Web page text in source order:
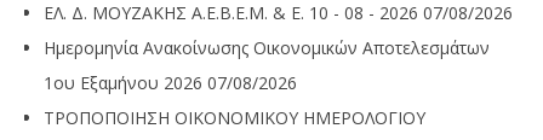
ΕΛ. Δ. ΜΟΥΖΑΚΗΣ Α.Ε.Β.Ε.Μ. & Ε. 10 - 08 - 2026 07/08/2026
Ημερομηνία Ανακοίνωσης Οικονομικών Αποτελεσμάτων
1ου Εξαμήνου 2026 07/08/2026
ΤΡΟΠΟΠΟΙΗΣΗ ΟΙΚΟΝΟΜΙΚΟΥ ΗΜΕΡΟΛΟΓΙΟΥ